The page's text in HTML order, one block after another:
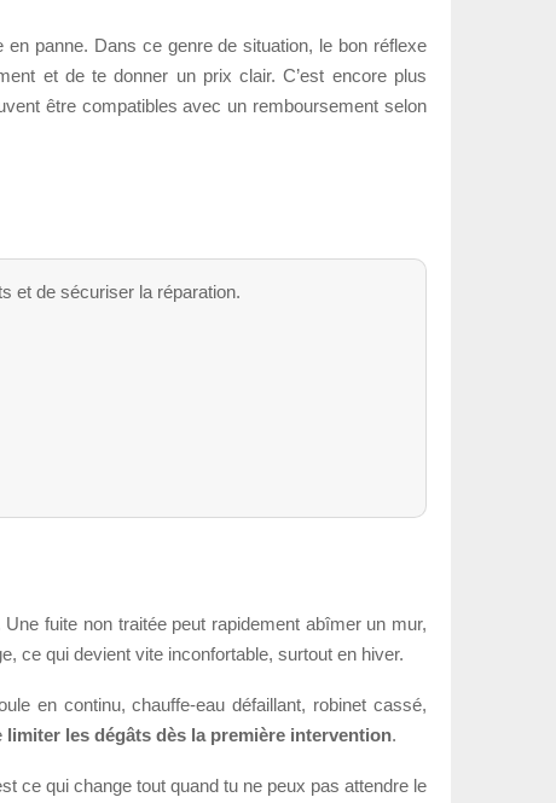
panne. Dans ce genre de situation, le bon réflexe
et de te donner un prix clair. C’est encore plus
être compatibles avec un remboursement selon
et de sécuriser la réparation.
Une fuite non traitée peut rapidement abîmer un mur,
ce qui devient vite inconfortable, surtout en hiver.
en continu, chauffe-eau défaillant, robinet cassé,
limiter les dégâts dès la première intervention.
ce qui change tout quand tu ne peux pas attendre le